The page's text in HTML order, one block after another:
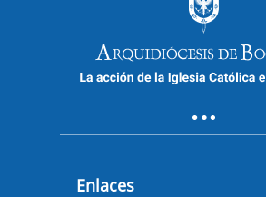
Enlaces